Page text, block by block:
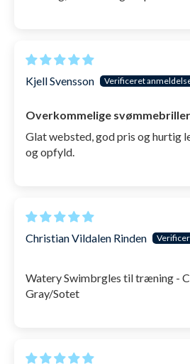
Kjell Svensson
Overkommelige svømmebriller
Glat websted, god pris og hurtig
og opfyld.
Christian Vildalen Rinden
Watery Swimbrgles til træning -
Gray/Sotet